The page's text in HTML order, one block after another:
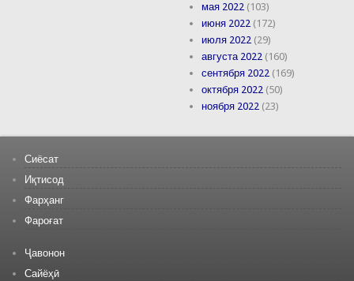
мая 2022 (103)
июня 2022 (172)
июля 2022 (29)
августа 2022 (160)
сентября 2022 (169)
октября 2022 (50)
ноября 2022 (23)
Сиёсат
Иқтисод
Фарҳанг
Фароғат
Ҷавонон
Сайёҳӣ